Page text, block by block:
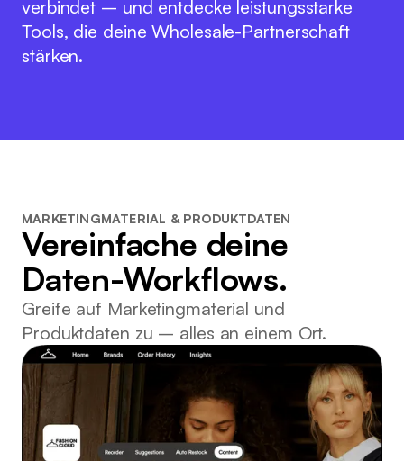
verbindet – und entdecke leistungsstarke
Tools, die deine Wholesale-Partnerschaft
stärken.
MARKETINGMATERIAL & PRODUKTDATEN
Vereinfache deine
Daten-Workflows.
Greife auf Marketingmaterial und
Produktdaten zu – alles an einem Ort.